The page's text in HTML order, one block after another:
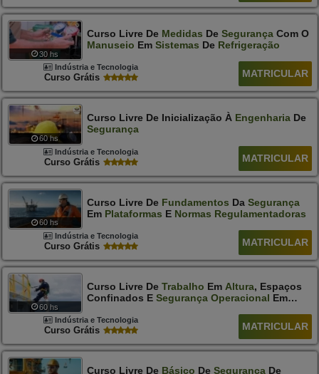
30 hs
Curso Livre De Medidas De SegurançaCom O
Manuseio Em Sistemas De Refrigeração
Indústria e Tecnologia
Curso Grátis MATRICULAR
60 hs
Curso Livre De Inicialização À EngenhariaDe
Segurança
Indústria e Tecnologia
Curso Grátis MATRICULAR
60 hs
Curso Livre De Fundamentos Da Segurança
Em Plataformas E Normas Regulamentadoras
Indústria e Tecnologia
Curso Grátis MATRICULAR
60 hs
Curso Livre De Trabalho Em Altura, Espaços
Confinados E Segurança Operacional Em
Indústria e Tecnologia
Curso Grátis MATRICULAR
Curso Livre De Básico De SegurançaDe